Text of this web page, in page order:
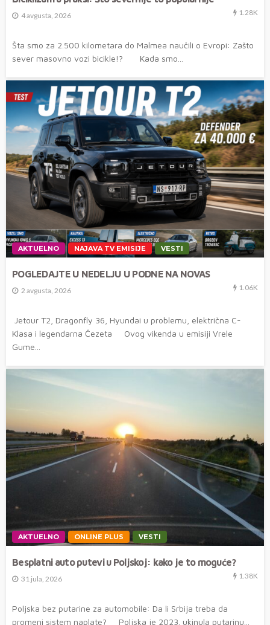
4 avgusta, 2026 1.28K
Šta smo za 2.500 kilometara do Malmea naučili o Evropi: Zašto
sever masovno vozi bicikle!? Kada smo...
AKTUELNO NAJAVA TV EMISIJE VESTI
POGLEDAJTE U NEDELJU U PODNE NA NOVAS
2 avgusta, 2026 1.06K
Jetour T2, Dragonfly 36, Hyundai u problemu, električna C-
Klasa i legendarna Čezeta Ovog vikenda u emisiji Vrele
Gume...
AKTUELNO ONLINE PLUS VESTI
Besplatni auto putevi u Poljskoj: kako je to moguće?
31 jula, 2026 1.38K
Poljska bez putarine za automobile: Da li Srbija treba da
promeni sistem naplate? Poljska je 2023. ukinula putarinu...